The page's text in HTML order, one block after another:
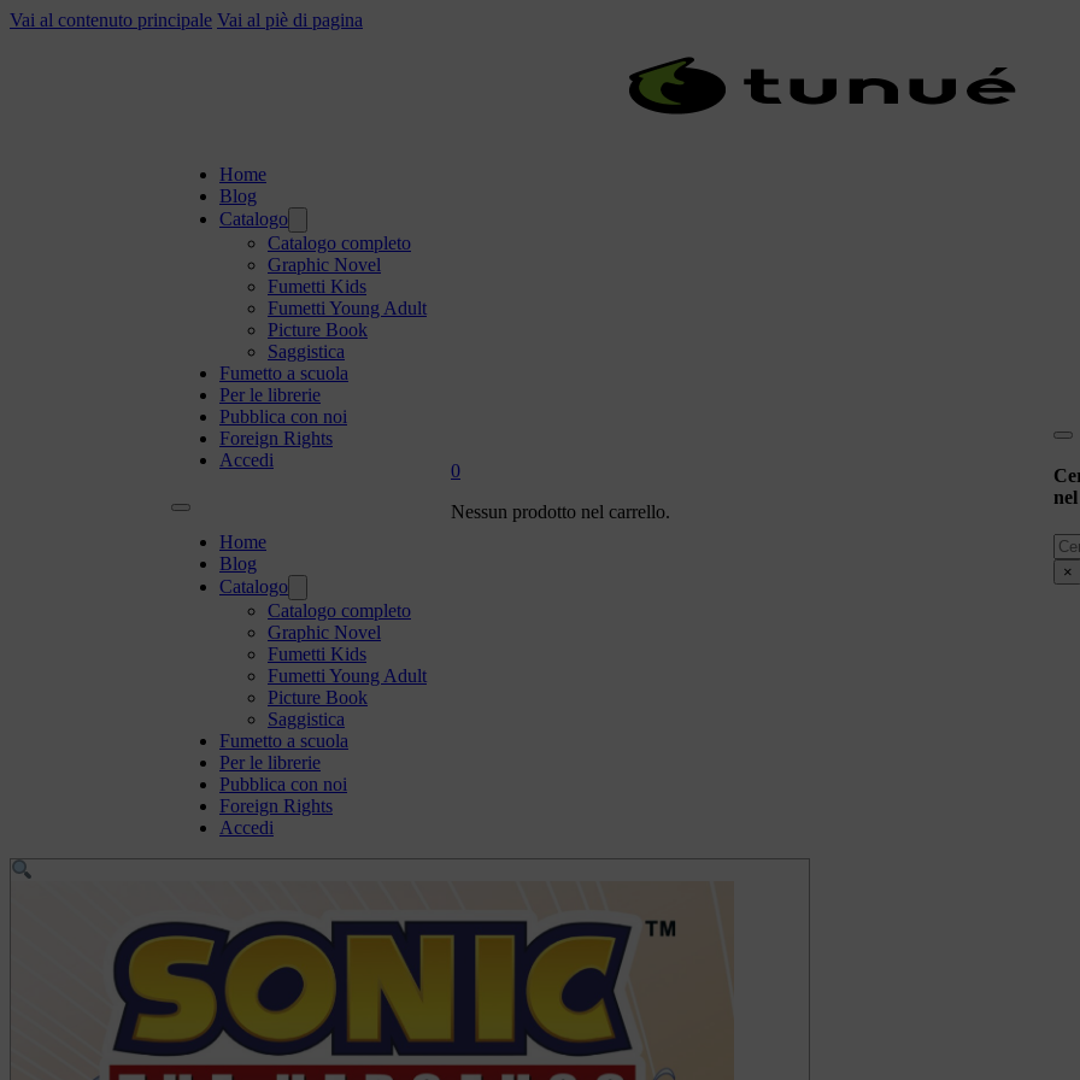
Vai al contenuto principale Vai al piè di pagina
Home
Blog
Catalogo
Catalogo completo
Graphic Novel
Fumetti Kids
Fumetti Young Adult
Picture Book
Saggistica
Fumetto a scuola
Per le librerie
Pubblica con noi
Foreign Rights
Accedi
Home
Blog
Catalogo
Catalogo completo
Graphic Novel
Fumetti Kids
Fumetti Young Adult
Picture Book
Saggistica
Fumetto a scuola
Per le librerie
Pubblica con noi
Foreign Rights
Accedi
0
Nessun prodotto nel carrello.
×